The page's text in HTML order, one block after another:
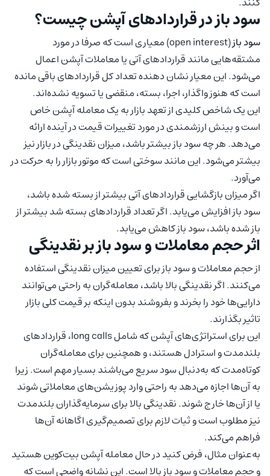
سود باز در قراردادهای آپشن چیست؟
سود باز
(open interest) معیاری است که صرفا در مورد
مشتقه‌هایی مانند قراردادهای آتی یا معاملات آپشن اعمال
می‌شود. این معیار نشان دهنده تعداد کل قراردادهای باقی مانده
است که هنوز واگذار، اجرا، بسته، منقضی یا تسویه نشده‌اند.
این یک شاخص کلیدی از تعهد بازار به یک معامله آپشن خاص
است و بینش ارزشمندی در مورد تغییرات قیمت در آینده ارائه
می‌دهد. هر چه سود باز بیشتر باشد، میزان نقدینگی در بازار نیز
بیشتر می‌شود. این مانند سوختی است که موتور بازار را به حرکت در
می‌آورد.
اگر میزان بازگشایی قراردادهای آتی بیشتر از بسته شده باشد،
سود باز افزایش می‌یابد. اگر تعداد قراردادهای بسته شد بیشتر از
باز شده باشد، سود باز کاهش می‌‌یابد.
اثر حجم معاملات و سود باز بر نقدینگی
از حجم معاملات و سود باز برای تعیین میزان نقدینگی استفاده
می‌کنند. اگر نقدینگی بالا باشد، معامله‌گران به راحتی می‌توانند
دارایی‌ها خود را بخرند و بفروشند بدون اینکه بر قیمت کلی بازار
تاثیر بگذارند.
این برای استراتژی‌های آپشن که شامل long calls، قراردادهای
بلندمدت و استرادل هستند، و همچنین برای معامله‌گران
کوتاه‌مدت که به‌دنبال سود سریع می‌باشند بسیار مهم است. زیرا
به آن‌ها اجازه می‌دهد به راحتی وارد پوزیشن‌های معاملاتی شوند
یا از آن‌ها خارج شوند. نقدینگی بالا برای سرمایه‌گذاران بلندمدت
نیز مطلوب است و ثبات لازم برای تصمیم‌گیری اگاهانه آن‌ها
فراهم می‌کند.
به‌عنوان مثال، فرض کنید در حال معامله آپشن بیت‌کوین هستید
و حجم معاملات و سود باز بالا است. این نشانه واضحی است که